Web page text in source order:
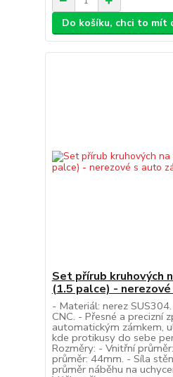
Do košíku, chci to mít
Set přírub kruhových
(1.5 palce) -
- Materiál: nerez
CNC. - Přesné a precizní
automatickým zámkem,
kde protikusy do sebe
Rozměry: - Vnitřní
průměr: 44mm. - Síla
průměr náběhu na